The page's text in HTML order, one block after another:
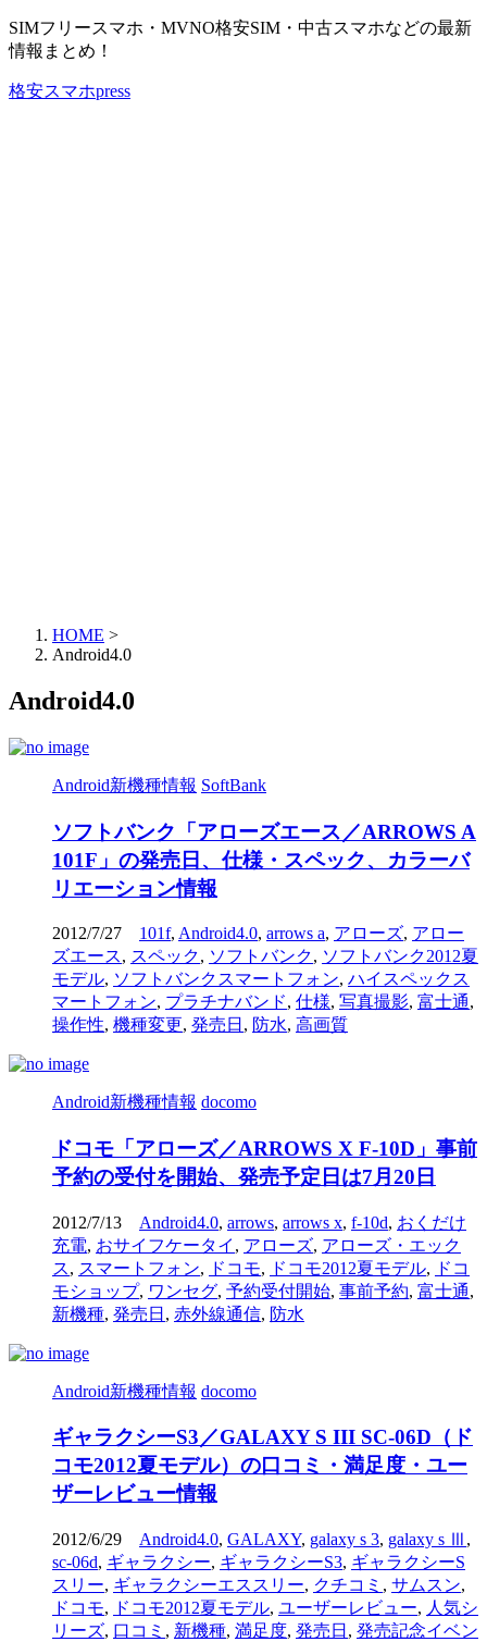
SIMフリースマホ・MVNO格安SIM・中古スマホなどの最新
情報まとめ！
格安スマホpress
HOME >
Android4.0
Android4.0
Android新機種情報 SoftBank
ソフトバンク「アローズエース／ARROWS A
101F」の発売日、仕様・スペック、カラーバ
リエーション情報
2012/7/27 101f, Android4.0, arrows a, アローズ, アロー
ズエース, スペック, ソフトバンク, ソフトバンク2012夏
モデル, ソフトバンクスマートフォン, ハイスペックス
マートフォン, プラチナバンド, 仕様, 写真撮影, 富士通,
操作性, 機種変更, 発売日 , 防水, 高画質
Android新機種情報 docomo
ドコモ「アローズ／ARROWS X F-10D」事前
予約の受付を開始、発売予定日は7月20日
2012/7/13 Android4.0, arrows, arrows x, f-10d, おくだけ
充電, おサイフケータイ , アローズ, アローズ・エック
ス, スマートフォン, ドコモ, ドコモ2012夏モデル, ドコ
モショップ, ワンセグ, 予約受付開始, 事前予約, 富士通,
新機種, 発売日 , 赤外線通信, 防水
Android新機種情報 docomo
ギャラクシーS3／GALAXY S III SC-06D（ド
コモ2012夏モデル）の口コミ・満足度・ユー
ザーレビュー情報
2012/6/29 Android4.0, GALAXY, galaxy s 3, galaxy s Ⅲ ,
sc-06d, ギャラクシー, ギャラクシーS3, ギャラクシーS
スリー, ギャラクシーエススリー, クチコミ , サムスン,
ドコモ, ドコモ2012夏モデル, ユーザーレビュー, 人気シ
リーズ, 口コミ , 新機種, 満足度, 発売日 , 発売記念イベン